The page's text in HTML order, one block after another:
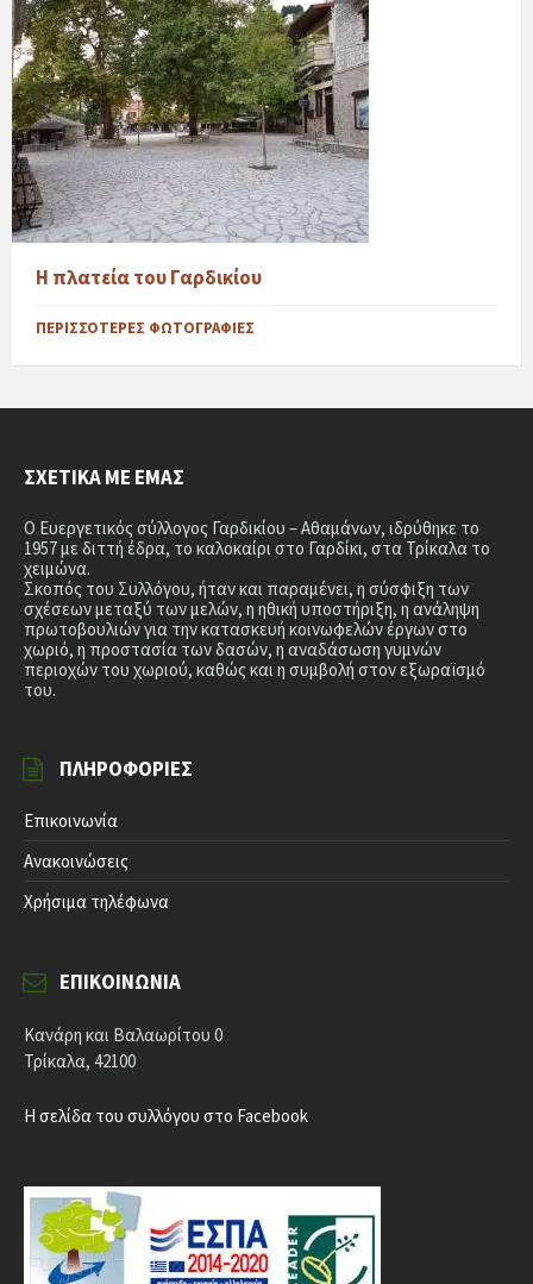
Η πλατεία του Γαρδικίου
ΠΕΡΙΣΣΌΤΕΡΕΣ ΦΩΤΟΓΡΑΦΊΕΣ
ΣΧΕΤΙΚΆ ΜΕ ΕΜΆΣ
Ο Ευεργετικός σύλλογος Γαρδικίου – Αθαμάνων, ιδρύθηκε το
1957 με διττή έδρα, το καλοκαίρι στο Γαρδίκι, στα Τρίκαλα το
χειμώνα.
Σκοπός του Συλλόγου, ήταν και παραμένει, η σύσφιξη των
σχέσεων μεταξύ των μελών, η ηθική υποστήριξη, η ανάληψη
πρωτοβουλιών για την κατασκευή κοινωφελών έργων στο
χωριό, η προστασία των δασών, η αναδάσωση γυμνών
περιοχών του χωριού, καθώς και η συμβολή στον εξωραϊσμό
του.
ΠΛΗΡΟΦΟΡΊΕΣ
Επικοινωνία
Ανακοινώσεις
Χρήσιμα τηλέφωνα
ΕΠΙΚΟΙΝΩΝΊΑ
Κανάρη και Βαλαωρίτου 0
Τρίκαλα, 42100
Η σελίδα του συλλόγου στο Facebook